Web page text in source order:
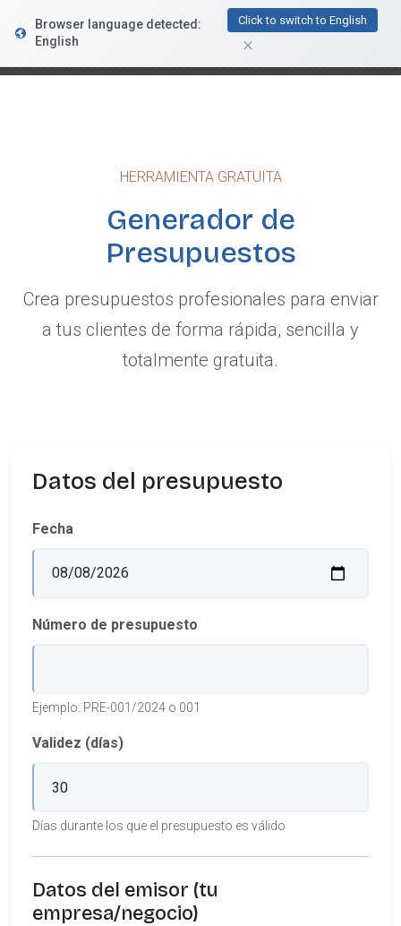
FacturaDirecta
Browser language detected:
English
Click to switch to English
HERRAMIENTA GRATUITA
Generador de
Presupuestos
Crea presupuestos profesionales para enviar
a tus clientes de forma rápida, sencilla y
totalmente gratuita.
Datos del presupuesto
Fecha
Número de presupuesto
Ejemplo: PRE-001/2024 o 001
Validez (días)
Días durante los que el presupuesto es válido
Datos del emisor (tu
empresa/negocio)